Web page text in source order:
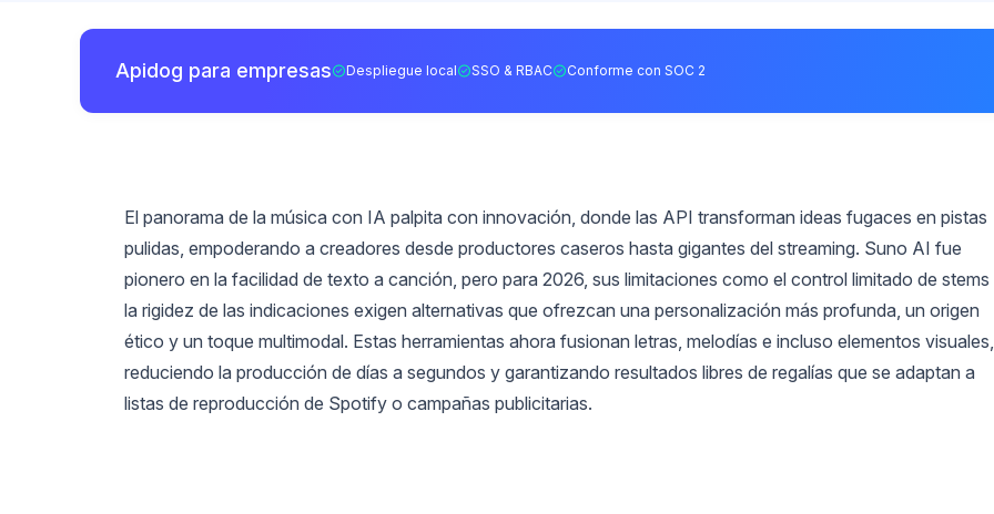
Apidog para empresas Despliegue local SSO & RBAC Conforme con SOC 2
El panorama de la música con IA palpita con innovación, donde las API transforman ideas fugaces en pistas
pulidas, empoderando a creadores desde productores caseros hasta gigantes del streaming. Suno AI fue
pionero en la facilidad de texto a canción, pero para 2026, sus limitaciones como el control limitado de stems
la rigidez de las indicaciones exigen alternativas que ofrezcan una personalización más profunda, un origen
ético y un toque multimodal. Estas herramientas ahora fusionan letras, melodías e incluso elementos visuales,
reduciendo la producción de días a segundos y garantizando resultados libres de regalías que se adaptan a
listas de reproducción de Spotify o campañas publicitarias.